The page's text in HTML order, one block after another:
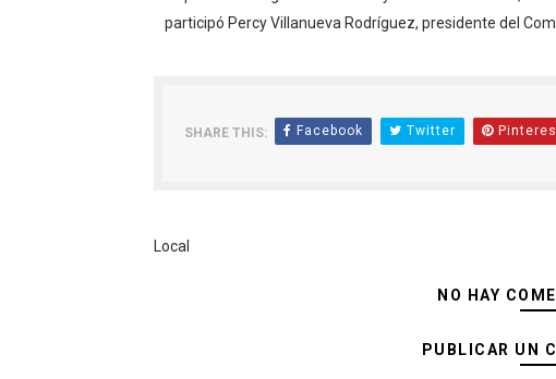
participó Percy Villanueva Rodríguez, presidente del
SHARE THIS: Facebook Twitter
Local
NO HAY
PUBLICAR UN